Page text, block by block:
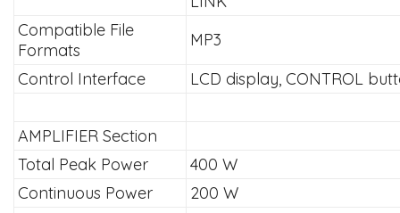
Compatible File
Formats
MP3
Control Interface
LCD display, CONTROL
AMPLIFIER Section
Total Peak Power
400 W
Continuous Power
200 W